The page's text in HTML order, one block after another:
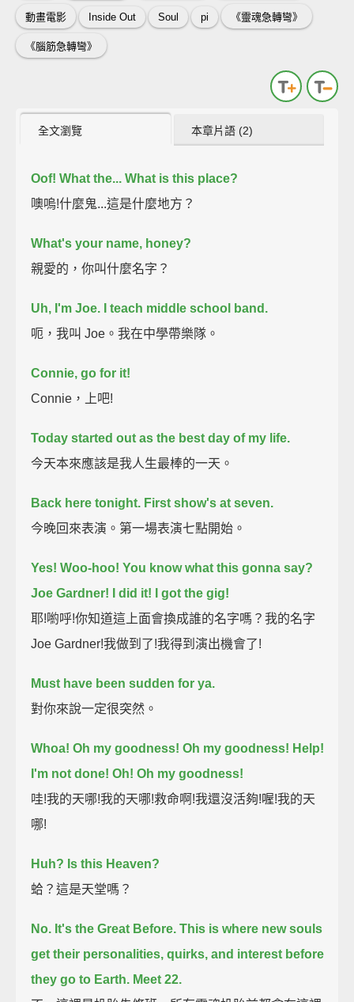
動畫電影 Inside Out Soul pi 《靈魂急轉彎》
《腦筋急轉彎》
全文瀏覽 本章片語 (2)
Oof! What the... What is this place?
噢嗚!什麼鬼...這是什麼地方？
What's your name, honey?
親愛的，你叫什麼名字？
Uh, I'm Joe.
I teach middle school band.
呃，我叫 Joe。我在中學帶樂隊。
Connie, go for it!
Connie，上吧!
Today started out as the best day of my life.
今天本來應該是我人生最棒的一天。
Back here tonight. First show's at seven.
今晚回來表演。第一場表演七點開始。
Yes! Woo-hoo! You know what this gonna say?
Joe Gardner!
I did it! I got the gig!
耶!喲呼!你知道這上面會換成誰的名字嗎？我的名字
Joe Gardner!我做到了!我得到演出機會了!
Must have been sudden for ya.
對你來說一定很突然。
Whoa! Oh my goodness! Oh my goodness! Help!
I'm not done! Oh! Oh my goodness!
哇!我的天哪!我的天哪!救命啊!我還沒活夠!喔!我的天
哪!
Huh? Is this Heaven?
蛤？這是天堂嗎？
No. It's the Great Before. This is where new souls
get their personalities, quirks, and interest before
they go to Earth. Meet 22.